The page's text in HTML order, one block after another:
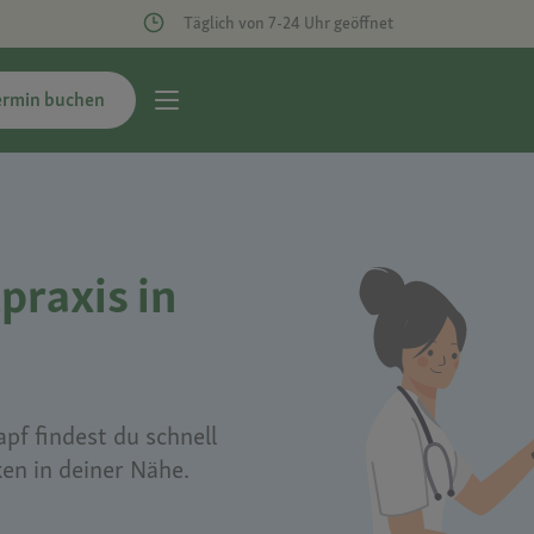
Täglich von 7-24 Uhr geöffnet
buchen
in
findest du schnell
in deiner Nähe.